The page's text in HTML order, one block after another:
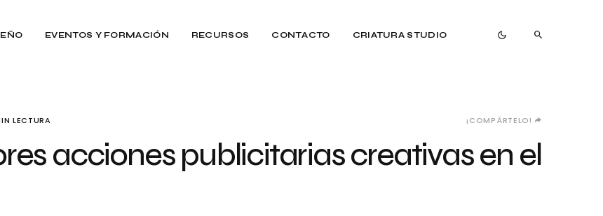
EVENTOS Y FORMACIÓN RECURSOS CONTACTO CRIATURA STUDIO
LECTURA ¡COMPÁRTELO!
acciones publicitarias creativas en el